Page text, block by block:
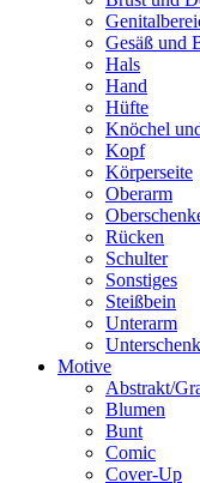
Gesäß und
Hals
Hand
Hüfte
Knöchel
Kopf
Körperseite
Oberarm
Rücken
Schulter
Sonstiges
Steißbein
Unterarm
Motive
Abstrakt/
Blumen
Bunt
Comic
Cover-Up